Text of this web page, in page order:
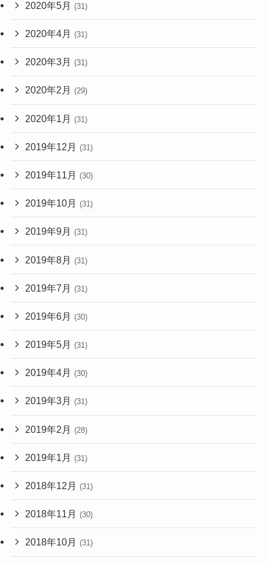
2020年5月 (31)
2020年4月 (31)
2020年3月 (31)
2020年2月 (29)
2020年1月 (31)
2019年12月 (31)
2019年11月 (30)
2019年10月 (31)
2019年9月 (31)
2019年8月 (31)
2019年7月 (31)
2019年6月 (30)
2019年5月 (31)
2019年4月 (30)
2019年3月 (31)
2019年2月 (28)
2019年1月 (31)
2018年12月 (31)
2018年11月 (30)
2018年10月 (31)